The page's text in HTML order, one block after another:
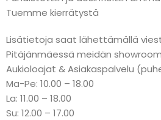
Tuemme kierrätystä
Lisätietoja saat lähettämällä
Pitäjänmäessä meidän
Aukioloajat & Asiakaspalvelu
Ma-Pe: 10.00 – 18.00
La: 11.00 – 18.00
Su: 12.00 – 17.00